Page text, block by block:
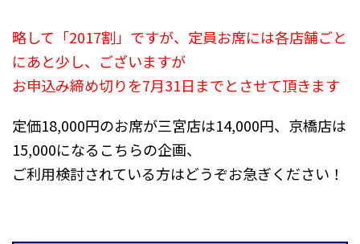
略して「2017割」ですが、定員お席には各店舗ごと
にあと少し、ございますが
お申込み締め切りを7月31日までとさせて頂きます
定価18,000円のお席が三宮店は14,000円、京橋店は
15,000になるこちらの企画、
ご利用検討されている方はどうぞお急ぎください！